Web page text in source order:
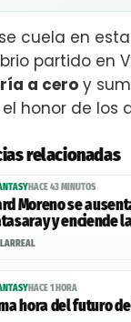
cuela en
partido en
a cero y
honor de los
relacionadas
HACE 43 MINUTOS
Moreno se
las alarmas en el
HACE 1 HORA
hora del futuro